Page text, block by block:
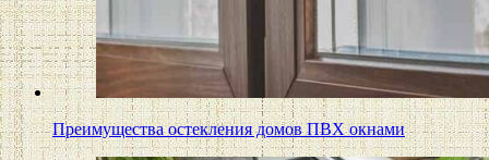
Преимущества остекления домов ПВХ окнами